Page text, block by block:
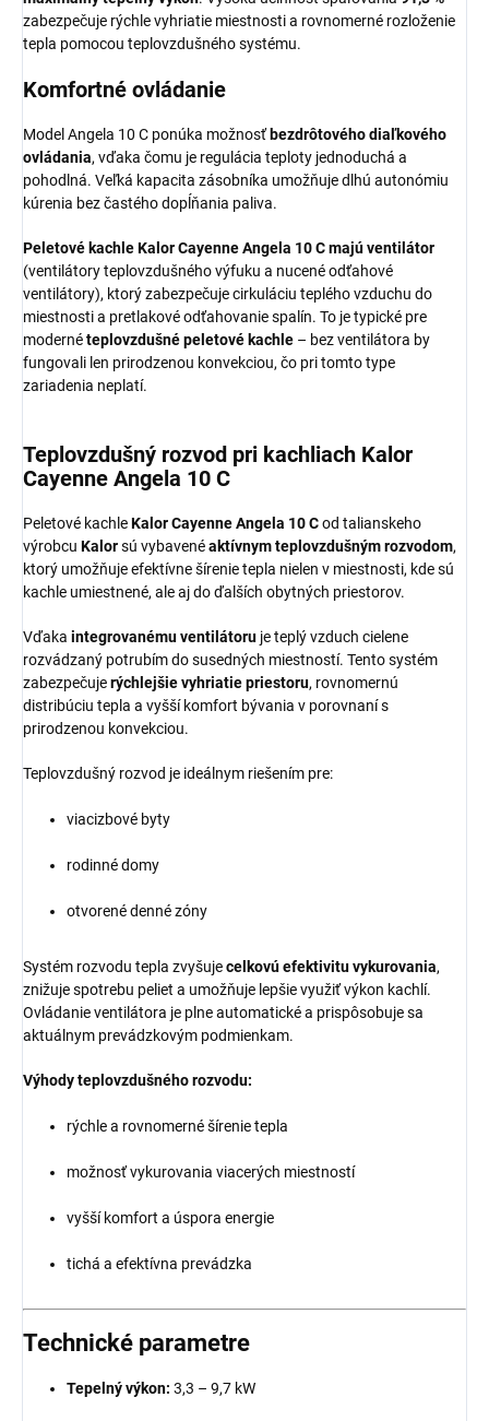
zabezpečuje rýchle vyhriatie miestnosti a rovnomerné rozloženie
tepla pomocou teplovzdušného systému.
Komfortné ovládanie
Model Angela 10 C ponúka možnosť bezdrôtového diaľkového
ovládania, vďaka čomu je regulácia teploty jednoduchá a
pohodlná. Veľká kapacita zásobníka umožňuje dlhú autonómiu
kúrenia bez častého dopĺňania paliva.
Peletové kachleKalor Cayenne Angela 10C majú ventilátor
(ventilátory teplovzdušného výfuku a nucené odťahové
ventilátory), ktorý zabezpečuje cirkuláciu teplého vzduchu do
miestnosti a pretlakové odťahovanie spalín. To je typické pre
modernéteplovzdušné peletové kachle – bez ventilátora by
fungovali len prirodzenou konvekciou, čo pri tomto type
zariadenia neplatí.
Teplovzdušný rozvod pri kachliach Kalor
Cayenne Angela 10 C
Peletové kachleKalor Cayenne Angela 10 Cod talianskeho
výrobcu Kalorsú vybavenéaktívnym teplovzdušným rozvodom,
ktorý umožňuje efektívne šírenie tepla nielen v miestnosti, kde sú
kachle umiestnené, ale aj do ďalších obytných priestorov.
Vďaka integrovanému ventilátoru je teplý vzduch cielene
rozvádzaný potrubím do susedných miestností. Tento systém
zabezpečujerýchlejšie vyhriatie priestoru, rovnomernú
distribúciu tepla a vyšší komfort bývania v porovnaní s
prirodzenou konvekciou.
Teplovzdušný rozvod je ideálnym riešením pre:
viacizbové byty
rodinné domy
otvorené denné zóny
Systém rozvodu tepla zvyšujecelkovú efektivitu vykurovania,
znižuje spotrebu peliet a umožňuje lepšie využiť výkon kachlí.
Ovládanie ventilátora je plne automatické a prispôsobuje sa
aktuálnym prevádzkovým podmienkam.
Výhody teplovzdušného rozvodu:
rýchle a rovnomerné šírenie tepla
možnosť vykurovania viacerých miestností
vyšší komfort a úspora energie
tichá a efektívna prevádzka
Technické parametre
Tepelný výkon: 3,3 – 9,7 kW